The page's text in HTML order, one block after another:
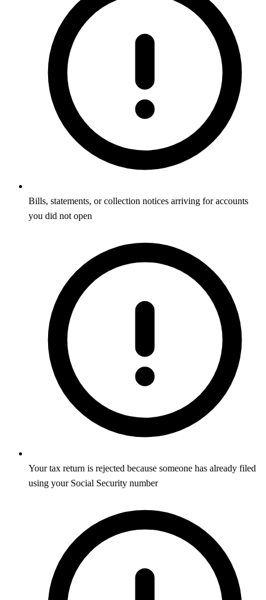
Bills, statements, or collection notices arriving for accounts
you did not open
Your tax return is rejected because someone has already filed
using your Social Security number